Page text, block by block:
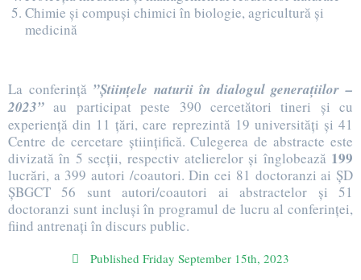
Chimie și compuși chimici în biologie, agricultură și
medicină
La conferință ”Științele naturii în dialogul generațiilor –
2023”au participat peste 390 cercetători tineri și cu
experiență din 11 țări, care reprezintă 19 universități și 41
Centre de cercetare științifică. Culegerea de abstracte este
divizată în 5 secții, respectiv atelierelor și înglobează 199
lucrări, a 399 autori /coautori. Din cei 81 doctoranzi ai ȘD
ȘBGCT 56 sunt autori/coautori ai abstractelor și 51
doctoranzi sunt incluși în programul de lucru al conferinței,
fiind antrenați în discurs public.
Published Friday September 15th, 2023